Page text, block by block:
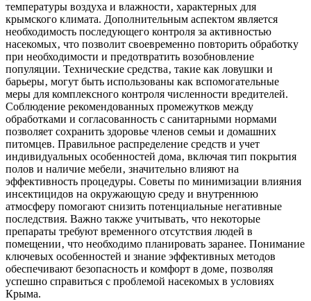
температуры воздуха и влажности‚ характерных для
крымского климата. Дополнительным аспектом является
необходимость последующего контроля за активностью
насекомых‚ что позволит своевременно повторить обработку
при необходимости и предотвратить возобновление
популяции. Технические средства‚ такие как ловушки и
барьеры‚ могут быть использованы как вспомогательные
меры для комплексного контроля численности вредителей.
Соблюдение рекомендованных промежутков между
обработками и согласованность с санитарными нормами
позволяет сохранить здоровье членов семьи и домашних
питомцев. Правильное распределение средств и учет
индивидуальных особенностей дома‚ включая тип покрытия
полов и наличие мебели‚ значительно влияют на
эффективность процедуры. Советы по минимизации влияния
инсектицидов на окружающую среду и внутреннюю
атмосферу помогают снизить потенциальные негативные
последствия. Важно также учитывать‚ что некоторые
препараты требуют временного отсутствия людей в
помещении‚ что необходимо планировать заранее. Понимание
ключевых особенностей и знание эффективных методов
обеспечивают безопасность и комфорт в доме‚ позволяя
успешно справиться с проблемой насекомых в условиях
Крыма.